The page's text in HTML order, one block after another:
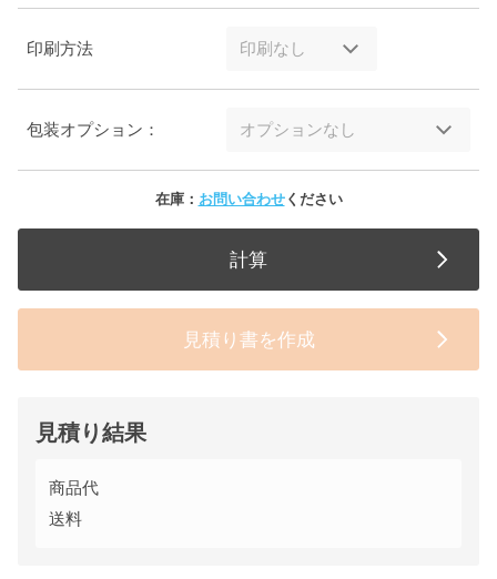
印刷方法
包装オプション：
在庫： お問い合わせください
計算
見積り書を作成
見積り結果
商品代
送料